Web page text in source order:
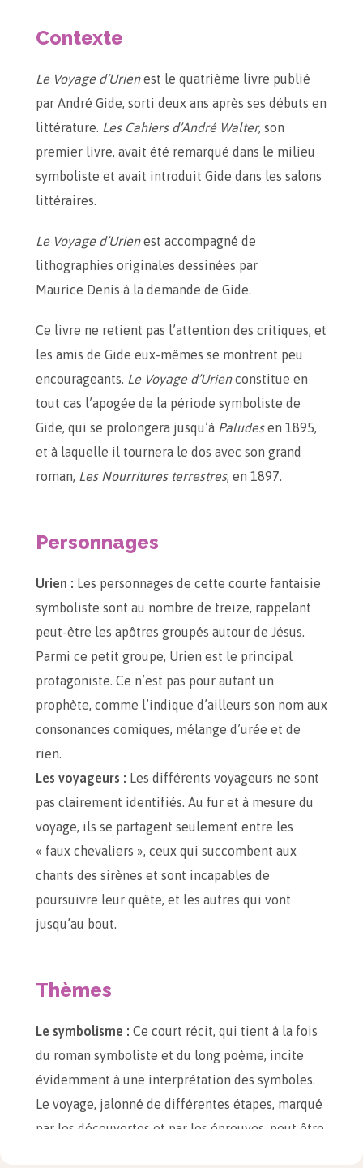
Contexte
Le Voyage d’Urienest le quatrième livre publié
par André Gide, sorti deux ans après ses débuts en
littérature. Les Cahiers d’André Walter, son
premier livre, avait été remarqué dans le milieu
symboliste et avait introduit Gide dans les salons
littéraires.
Le Voyage d’Urienest accompagné de
lithographies originales dessinées par
Maurice Denis à la demande de Gide.
Ce livre ne retient pas l’attention des critiques, et
les amis de Gide eux-mêmes se montrent peu
encourageants. Le Voyage d’Urienconstitue en
tout cas l’apogée de la période symboliste de
Gide, qui se prolongera jusqu’à Paludesen 1895,
et à laquelle il tournera le dos avec son grand
roman, Les Nourritures terrestres, en 1897.
Personnages
Urien : Les personnages de cette courte fantaisie
symboliste sont au nombre de treize, rappelant
peut-être les apôtres groupés autour de Jésus.
Parmi ce petit groupe, Urien est le principal
protagoniste. Ce n’est pas pour autant un
prophète, comme l’indique d’ailleurs son nom aux
consonances comiques, mélange d’urée et de
rien.
Les voyageurs : Les différents voyageurs ne sont
pas clairement identifiés. Au fur et à mesure du
voyage, ils se partagent seulement entre les
« faux chevaliers », ceux qui succombent aux
chants des sirènes et sont incapables de
poursuivre leur quête, et les autres qui vont
jusqu’au bout.
Thèmes
Le symbolisme : Ce court récit, qui tient à la fois
du roman symboliste et du long poème, incite
évidemment à une interprétation des symboles.
Le voyage, jalonné de différentes étapes, marqué
par les découvertes et par les épreuves, peut être